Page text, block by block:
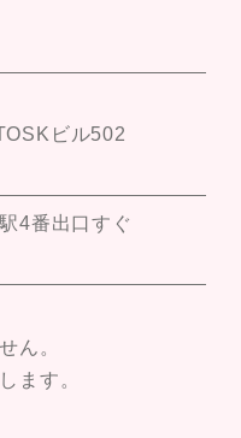
ビル502
4番出口すぐ
ん。
ます。